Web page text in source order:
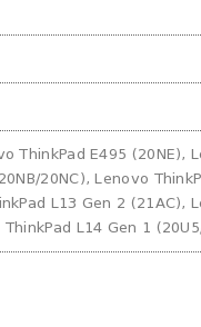
ThinkPad E495 (20NE),
20NC), Lenovo
L13 Gen 2 (21AC),
L14 Gen 1